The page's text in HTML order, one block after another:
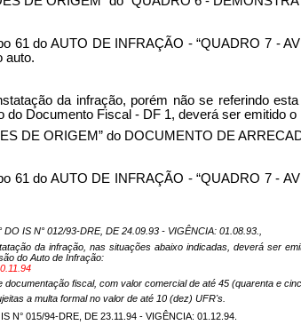
61 do AUTO DE INFRAÇÃO - “QUADRO 7 -
auto.
da infração, porém não se referindo
do Documento Fiscal - DF 1, deverá ser
DE ORIGEM” do DOCUMENTO DE
61 do AUTO DE INFRAÇÃO - “QUADRO 7 -
IS N° 012/93-DRE, DE 24.09.93 - VIGÊNCIA: 01.08.93.,
da infração, nas situações abaixo indicadas, deverá ser
do Auto de Infração:
documentação fiscal, com valor comercial de até 45 (quarenta e
a multa formal no valor de até 10 (dez) UFR's.
N° 015/94-DRE, DE 23.11.94 - VIGÊNCIA: 01.12.94.